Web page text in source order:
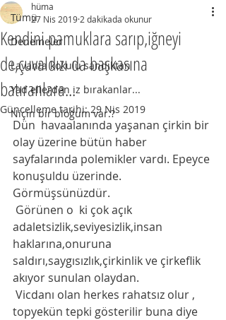
Tümü
Denemeler
Lavanta kokulu sandıktan
Yad ellerden iz bırakanlar...
Niçin bir bloğum var.?
Kendini pamuklara sarıp,iğneyi
de,çuvaldızı da başkasına
batıranlara...
hüma
27 Nis 2019 2 dakikada okunur
Güncelleme tarihi:29 Nis 2019
Dün  havaalanında yaşanan çirkin bir
olay üzerine bütün haber
sayfalarında polemikler vardı. Epeyce
konuşuldu üzerinde.
Görmüşsünüzdür.
adaletsizlik,seviyesizlik,insan
haklarına,onuruna
saldırı,saygısızlık,çirkinlik ve çirkeflik
akıyor sunulan olaydan.
topyekün tepki gösterilir buna diye